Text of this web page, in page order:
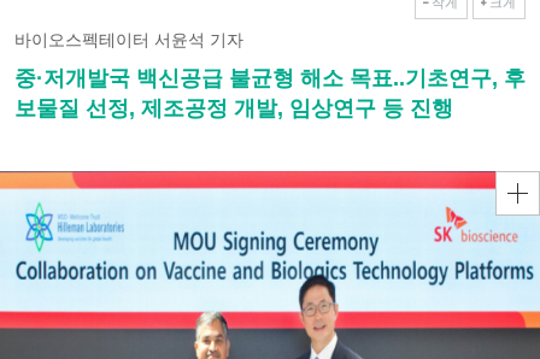
바이오스펙테이터 서윤석 기자
중·저개발국 백신공급 불균형 해소 목표..기초연구, 후
보물질 선정, 제조공정 개발, 임상연구 등 진행